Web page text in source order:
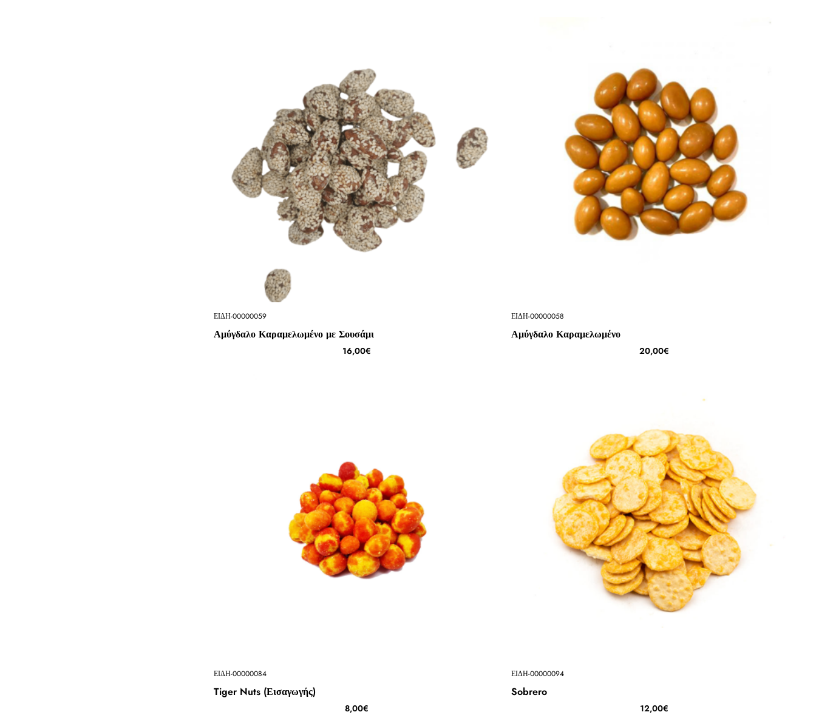
ΕΙΔΗ-00000059
Αμύγδαλο Καραμελωμένο με Σουσάμι
16,00€
ΕΙΔΗ-00000058
Αμύγδαλο Καραμελωμένο
20,00€
ΕΙΔΗ-00000084
Tiger Nuts (Εισαγωγής)
8,00€
ΕΙΔΗ-00000094
Sobrero
12,00€